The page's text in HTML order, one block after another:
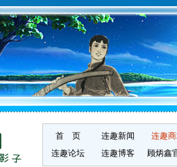
首 页 连趣新闻
连趣
连趣论坛
连趣博客 顾炳鑫